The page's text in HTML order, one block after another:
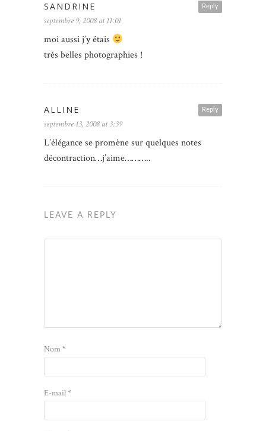
Reply
SANDRINE
septembre 9, 2008 at 11:01
moi aussi j’y étais
très belles photographies !
Reply
ALLINE
septembre 13, 2008 at 3:39
L’élégance se promène sur quelques notes
décontraction…j’aime………..
LEAVE A REPLY
Nom*
E-mail*